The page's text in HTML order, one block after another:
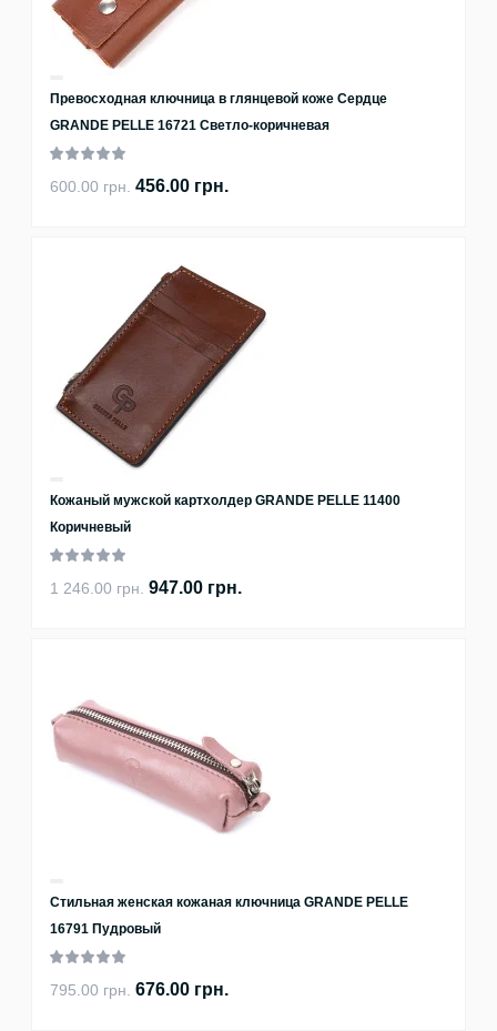
Превосходная ключница в глянцевой коже Сердце
GRANDE PELLE 16721 Светло-коричневая
600.00 грн. 456.00 грн.
Кожаный мужской картхолдер GRANDE PELLE 11400
Коричневый
1 246.00 грн. 947.00 грн.
Стильная женская кожаная ключница GRANDE PELLE
16791 Пудровый
795.00 грн. 676.00 грн.